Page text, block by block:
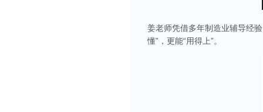
姜老师凭借多年制造业辅导经
懂”，更能“用得上”。